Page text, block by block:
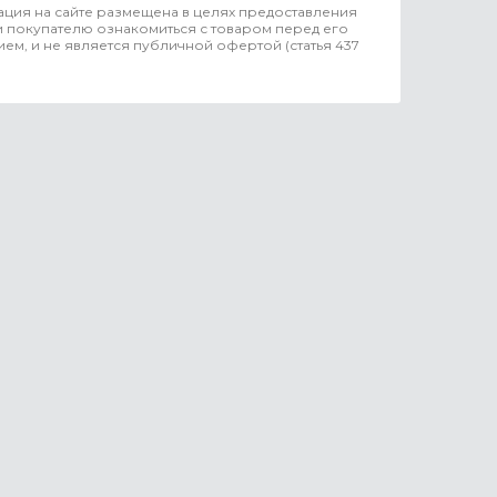
на сайте размещена в целях предоставления
покупателю ознакомиться с товаром перед его
и не является публичной офертой (статья 437